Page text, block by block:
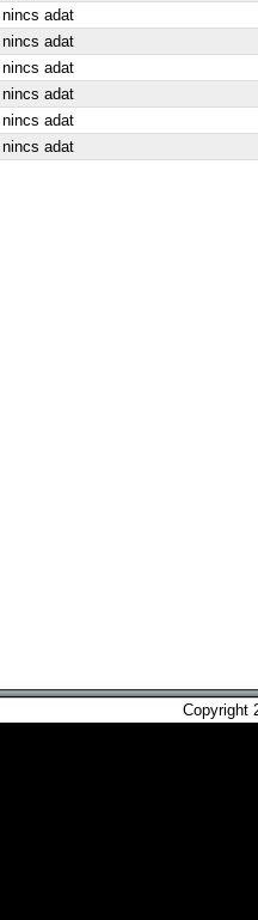
nincs adat
nincs adat
nincs adat
nincs adat
nincs adat
nincs adat
Copyright